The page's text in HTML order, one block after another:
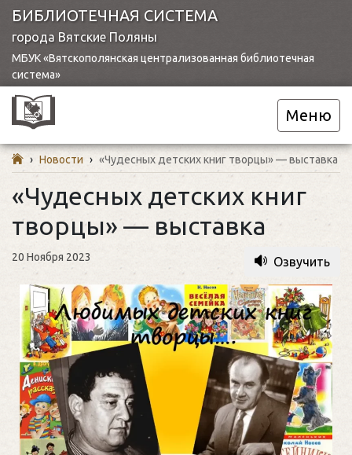
БИБЛИОТЕЧНАЯ СИСТЕМА
города Вятские Поляны
МБУК «Вятскополянская централизованная библиотечная
система»
Меню
› Новости › «Чудесных детских книг творцы» — выставка
«Чудесных детских книг
творцы» — выставка
20 Ноября 2023 Озвучить